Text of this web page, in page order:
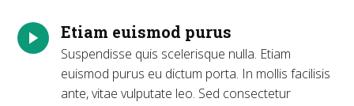
Etiam euismod purus
Suspendisse quis scelerisque nulla. Etiam
euismod purus eu dictum porta. In mollis facilisis
ante, vitae vulputate leo. Sed consectetur